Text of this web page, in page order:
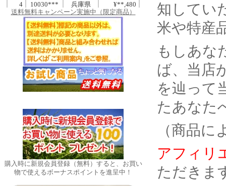
送料無料キャンペーン実施中（限定商品）
購入時に新規会員登録（無料）すると、お買い
物で使えるボーナスポイントを進呈中！
知してい
米や特産
もしあな
ば、当店
を辿って
たあなた
（商品
アフィリ
ただきま